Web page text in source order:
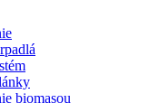
biomasou